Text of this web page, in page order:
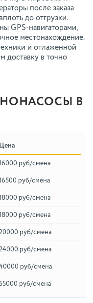
после заказа
до отгрузки.
GPS-навигаторами,
местонахождение.
и отлаженной
доставку в точно
В
Цена
руб/смена
руб/смена
руб/смена
руб/смена
20000 руб/смена
24000 руб/смена
руб/смена
руб/смена